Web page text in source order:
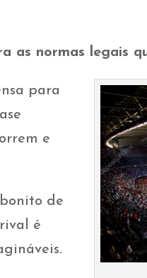
as normas legais
para
e
de
é